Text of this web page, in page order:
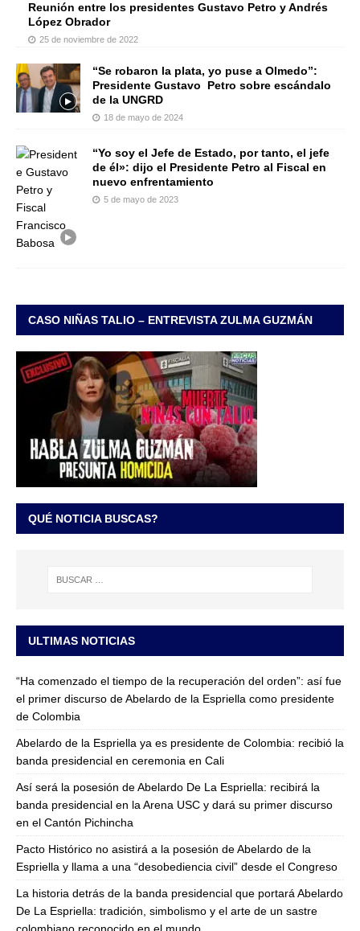
Reunión entre los presidentes Gustavo Petro y Andrés
López Obrador
25 de noviembre de 2022
“Se robaron la plata, yo puse a Olmedo”:
Presidente Gustavo Petro sobre escándalo
de la UNGRD
18 de mayo de 2024
“Yo soy el Jefe de Estado, por tanto, el jefe
de él»: dijo el Presidente Petro al Fiscal en
nuevo enfrentamiento
5 de mayo de 2023
CASO NIÑAS TALIO – ENTREVISTA ZULMA GUZMÁN
QUÉ NOTICIA BUSCAS?
ULTIMAS NOTICIAS
“Ha comenzado el tiempo de la recuperación del orden”: así fue
el primer discurso de Abelardo de la Espriella como presidente
de Colombia
Abelardo de la Espriella ya es presidente de Colombia: recibió la
banda presidencial en ceremonia en Cali
Así será la posesión de Abelardo De La Espriella: recibirá la
banda presidencial en la Arena USC y dará su primer discurso
en el Cantón Pichincha
Pacto Histórico no asistirá a la posesión de Abelardo de la
Espriella y llama a una “desobediencia civil” desde el Congreso
La historia detrás de la banda presidencial que portará Abelardo
De La Espriella: tradición, simbolismo y el arte de un sastre